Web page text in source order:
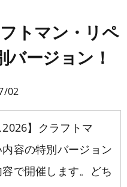
ー 学校の特長
トマン・リペ
バージョン！
02
2026】クラフトマ
容の特別バージョン
で開催します。どち